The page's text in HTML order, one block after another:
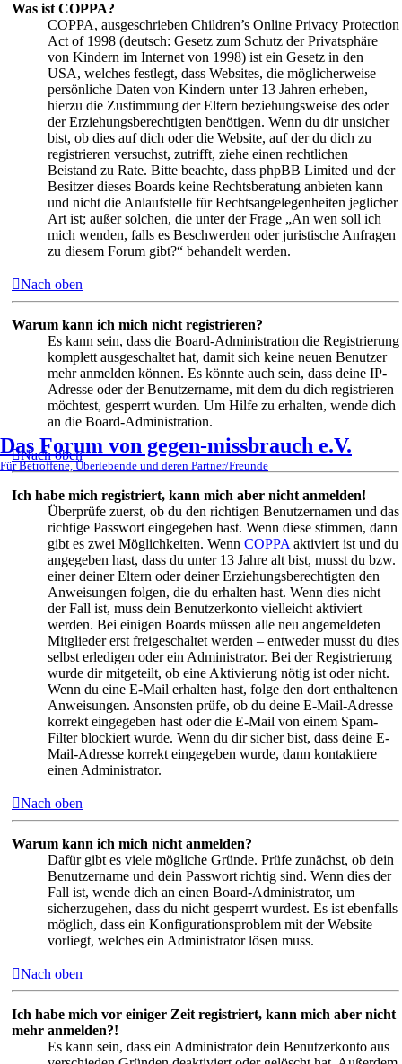
Das Forum von gegen-missbrauch e.V.
Für Betroffene, Überlebende und deren Partner/Freunde
Was ist COPPA?
COPPA, ausgeschrieben Children’s Online Privacy Protection
Act of 1998 (deutsch: Gesetz zum Schutz der Privatsphäre
von Kindern im Internet von 1998) ist ein Gesetz in den
USA, welches festlegt, dass Websites, die möglicherweise
persönliche Daten von Kindern unter 13 Jahren erheben,
hierzu die Zustimmung der Eltern beziehungsweise des oder
der Erziehungsberechtigten benötigen. Wenn du dir unsicher
bist, ob dies auf dich oder die Website, auf der du dich zu
registrieren versuchst, zutrifft, ziehe einen rechtlichen
Beistand zu Rate. Bitte beachte, dass phpBB Limited und der
Besitzer dieses Boards keine Rechtsberatung anbieten kann
und nicht die Anlaufstelle für Rechtsangelegenheiten jeglicher
Art ist; außer solchen, die unter der Frage „An wen soll ich
mich wenden, falls es Beschwerden oder juristische Anfragen
zu diesem Forum gibt?“ behandelt werden.
Nach oben
Warum kann ich mich nicht registrieren?
Es kann sein, dass die Board-Administration die Registrierung
komplett ausgeschaltet hat, damit sich keine neuen Benutzer
mehr anmelden können. Es könnte auch sein, dass deine IP-
Adresse oder der Benutzername, mit dem du dich registrieren
möchtest, gesperrt wurden. Um Hilfe zu erhalten, wende dich
an die Board-Administration.
Nach oben
Ich habe mich registriert, kann mich aber nicht anmelden!
Überprüfe zuerst, ob du den richtigen Benutzernamen und das
richtige Passwort eingegeben hast. Wenn diese stimmen, dann
gibt es zwei Möglichkeiten. Wenn COPPA aktiviert ist und du
angegeben hast, dass du unter 13 Jahre alt bist, musst du bzw.
einer deiner Eltern oder deiner Erziehungsberechtigten den
Anweisungen folgen, die du erhalten hast. Wenn dies nicht
der Fall ist, muss dein Benutzerkonto vielleicht aktiviert
werden. Bei einigen Boards müssen alle neu angemeldeten
Mitglieder erst freigeschaltet werden – entweder musst du dies
selbst erledigen oder ein Administrator. Bei der Registrierung
wurde dir mitgeteilt, ob eine Aktivierung nötig ist oder nicht.
Wenn du eine E-Mail erhalten hast, folge den dort enthaltenen
Anweisungen. Ansonsten prüfe, ob du deine E-Mail-Adresse
korrekt eingegeben hast oder die E-Mail von einem Spam-
Filter blockiert wurde. Wenn du dir sicher bist, dass deine E-
Mail-Adresse korrekt eingegeben wurde, dann kontaktiere
einen Administrator.
Nach oben
Warum kann ich mich nicht anmelden?
Dafür gibt es viele mögliche Gründe. Prüfe zunächst, ob dein
Benutzername und dein Passwort richtig sind. Wenn dies der
Fall ist, wende dich an einen Board-Administrator, um
sicherzugehen, dass du nicht gesperrt wurdest. Es ist ebenfalls
möglich, dass ein Konfigurationsproblem mit der Website
vorliegt, welches ein Administrator lösen muss.
Nach oben
Ich habe mich vor einiger Zeit registriert, kann mich aber nicht
mehr anmelden?!
Es kann sein, dass ein Administrator dein Benutzerkonto aus